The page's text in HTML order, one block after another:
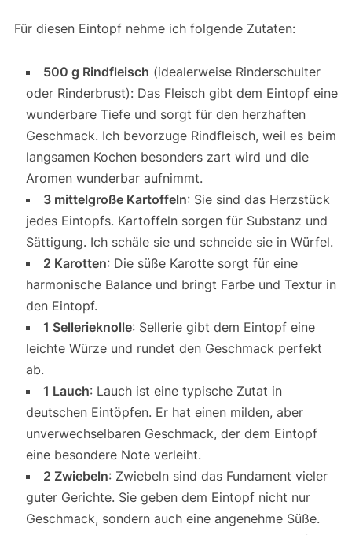
Für diesen Eintopf nehme ich folgende Zutaten:
500 g Rindfleisch (idealerweise Rinderschulter
oder Rinderbrust): Das Fleisch gibt dem Eintopf eine
wunderbare Tiefe und sorgt für den herzhaften
Geschmack. Ich bevorzuge Rindfleisch, weil es beim
langsamen Kochen besonders zart wird und die
Aromen wunderbar aufnimmt.
3 mittelgroße Kartoffeln: Sie sind das Herzstück
jedes Eintopfs. Kartoffeln sorgen für Substanz und
Sättigung. Ich schäle sie und schneide sie in Würfel.
2 Karotten: Die süße Karotte sorgt für eine
harmonische Balance und bringt Farbe und Textur in
den Eintopf.
1 Sellerieknolle: Sellerie gibt dem Eintopf eine
leichte Würze und rundet den Geschmack perfekt
ab.
1 Lauch: Lauch ist eine typische Zutat in
deutschen Eintöpfen. Er hat einen milden, aber
unverwechselbaren Geschmack, der dem Eintopf
eine besondere Note verleiht.
2 Zwiebeln: Zwiebeln sind das Fundament vieler
guter Gerichte. Sie geben dem Eintopf nicht nur
Geschmack, sondern auch eine angenehme Süße.